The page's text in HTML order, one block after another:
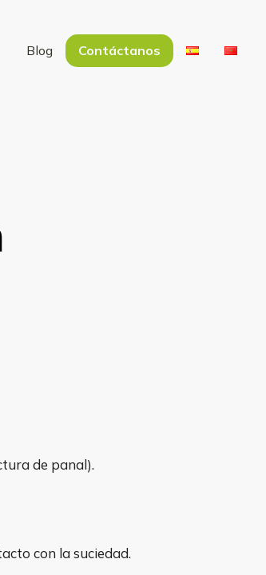
Blog Contáctanos
de panal).
con la suciedad.